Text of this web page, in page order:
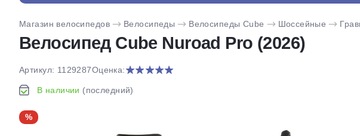
Магазин велосипедов Велосипеды Велосипеды Cube Шоссейные
Велосипед Cube Nuroad Pro (2026)
Артикул: 1129287Оценка:
В наличии (последний)
%